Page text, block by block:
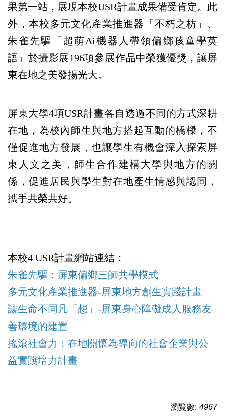
果第一站，展現本校USR計畫成果備受肯定。此
外，本校多元文化產業推進器「不朽之枋」、
朱雀先驅「超萌Ai機器人帶領偏鄉孩童學英
語」於攝影展196項參展作品中榮獲優獎，讓屏
東在地之美發揚光大。
屏東大學4項USR計畫各自透過不同的方式深耕
在地，為校內師生與地方搭起互動的橋樑，不
僅促進地方發展，也讓學生有機會深入探索屏
東人文之美，師生合作建構大學與地方的關
係，促進居民與學生對在地產生情感與認同，
攜手共榮共好。
本校4 USR計畫網站連結：
朱雀先驅：屏東偏鄉三師共學模式
多元文化產業推進器-屏東地方創生實踐計畫
讓生命不同凡「想」-屏東身心障礙成人服務友
善環境的建置
搖滾社會力：在地關懷為導向的社會企業與公
益實踐培力計畫
瀏覽數: 4967